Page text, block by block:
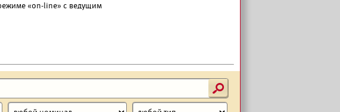
«on-line» с ведущим
s